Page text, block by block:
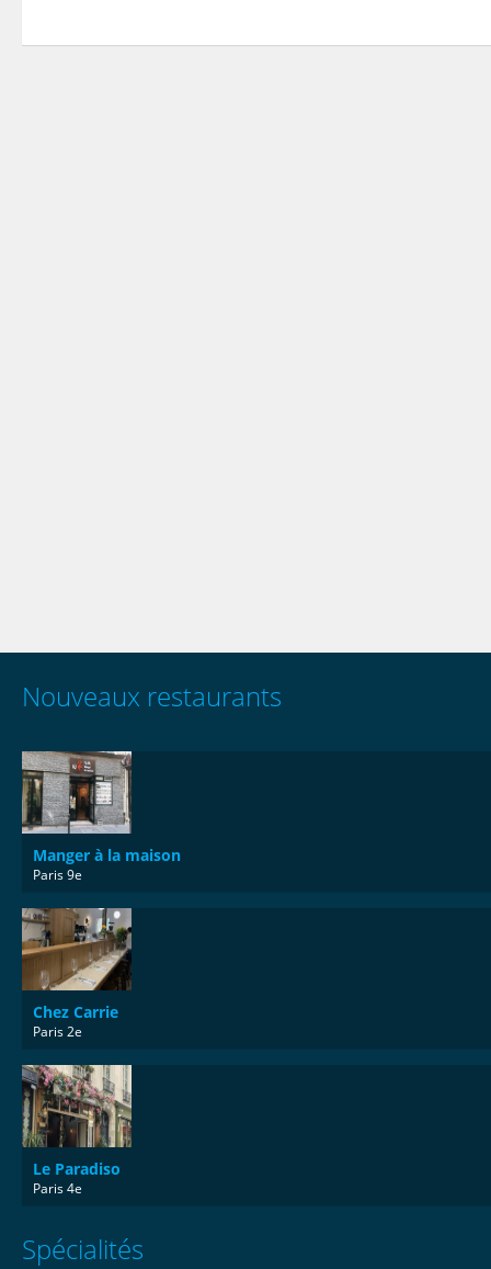
Nouveaux restaurants
Manger à la maison
Paris 9e
Chez Carrie
Paris 2e
Le Paradiso
Paris 4e
Spécialités